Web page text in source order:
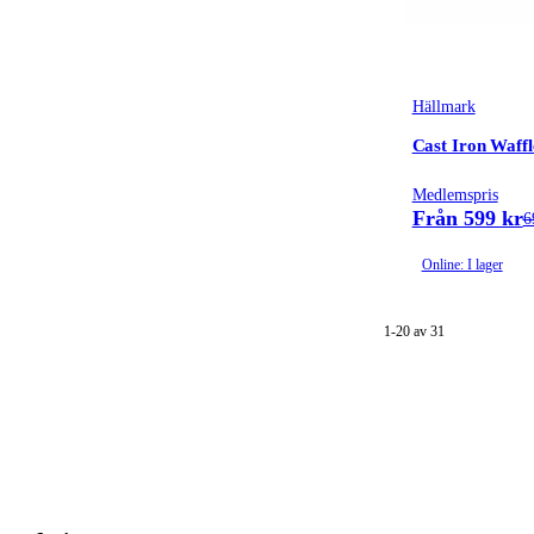
Hällmark
Cast Iron
Medlemspris
Från 599 kr
Online: I lager
1-20 av 31